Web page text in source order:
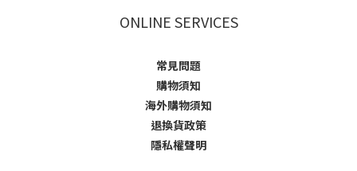
ONLINE SERVICES
常見問題
購物須知
海外購物須知
退換貨政策
隱私權聲明